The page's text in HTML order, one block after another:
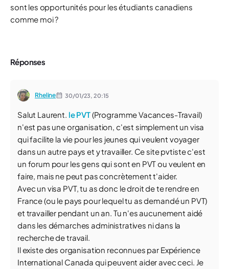
sont les opportunités pour les étudiants canadiens
comme moi ?
Réponses
Rheline 30/01/23,20:15
Salut Laurent. le PVT(Programme Vacances-Travail)
n'est pas une organisation, c'est simplement un visa
qui facilite la vie pour les jeunes qui veulent voyager
dans un autre pays et y travailler. Ce site pvtiste c'est
un forum pour les gens qui sont en PVT ou veulent en
faire, mais ne peut pas concrètement t'aider.
Avec un visa PVT, tu as donc le droit de te rendre en
France (ou le pays pour lequel tu as demandé un PVT)
et travailler pendant un an. Tu n'es aucunement aidé
dans les démarches administratives ni dans la
recherche de travail.
Il existe des organisation reconnues par Expérience
International Canada qui peuvent aider avec ceci. Je